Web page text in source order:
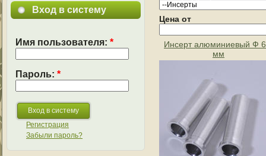
Вход в систему
Имя пользователя: *
Пароль: *
Регистрация
Забыли пароль?
Цена от
Инсерт алюминиевый Ф
мм